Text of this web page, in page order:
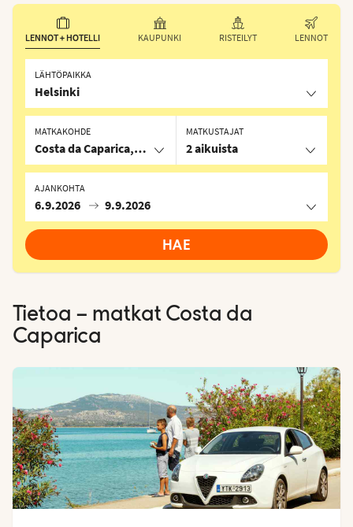
LENNOT + HOTELLI KAUPUNKI RISTEILYT LENNOT
LÄHTÖPAIKKA
Helsinki
MATKAKOHDE
Costa da Caparica, Portugali
AJANKOHTA
6.9.2026 9.9.2026
MATKUSTAJAT
2 aikuista
HAE
Tietoa – matkat Costa da
Caparica